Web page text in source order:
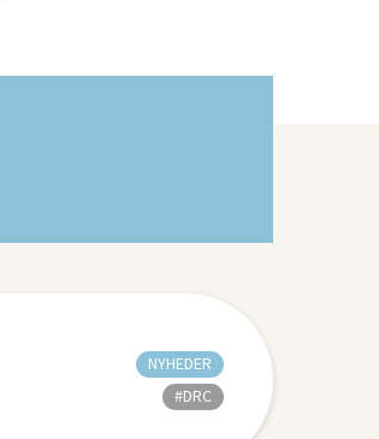
NYHEDER
#DRC